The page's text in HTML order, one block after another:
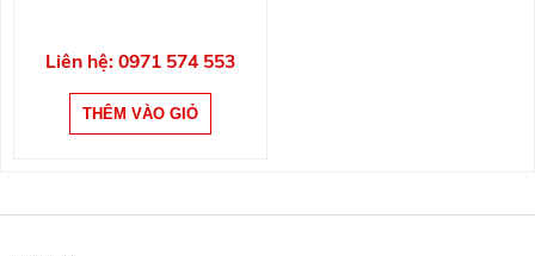
Liên hệ: 0971 574 553